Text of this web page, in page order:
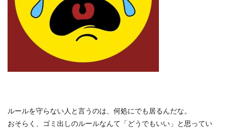
ルールを守らない人と言うのは、何処にでも居るんだな。
おそらく、ゴミ出しのルールなんて「どうでもいい」と思ってい